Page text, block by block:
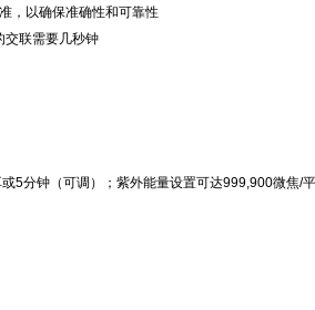
，以确保准确性和可靠性
交联需要几秒钟
5分钟（可调）；紫外能量设置可达999,900微焦/